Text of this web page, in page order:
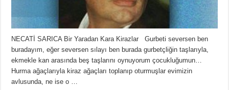
NECATİ SARICA Bir Yaradan Kara Kirazlar Gurbeti seversen ben
buradayım, eğer seversen sılayı ben burada gurbetçliğin taşlarıyla,
ekmekle kan arasında beş taşlarını oynuyorum çocukluğumun…
Hurma ağaçlarıyla kiraz ağaçları toplanıp oturmuşlar evimizin
avlusunda, ne ise o …